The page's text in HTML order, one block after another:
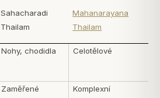
Sahacharadi
Thailam
Mahanarayana
Thailam
Nohy, chodidla Celotělové
Zaměřené Komplexní